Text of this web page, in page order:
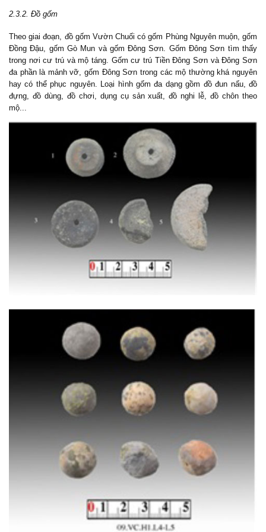
2.3.2. Đồ gốm
Theo giai đoạn, đồ gốm Vườn Chuối có gốm Ρhùng Nguyên muộn, gốm
Đồng Đậu, gốm Gò Mun và gốm Đông Sơn. Gốm Đông Sơn tìm thấy
trong nơi cư trú và mộ táng. Gốm cư trú Tiền Đông Sơn và Đông Sơn
đa phần là mảnh vỡ, gốm Đông Sơn trong các mộ thường khá nguyên
hay có thể phục nguyên. Loại hình gốm đa dạng gồm đồ đun nấu, đồ
đựng, đồ dùng, đồ chơi, dụng cụ sản xuất, đồ nghi lễ, đồ chôn theo
mộ...